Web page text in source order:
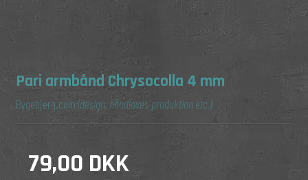
Pari armbånd Chrysocolla 4 mm
Bygebjerg.com(design, håndlavet, produktion etc.)
79,00 DKK